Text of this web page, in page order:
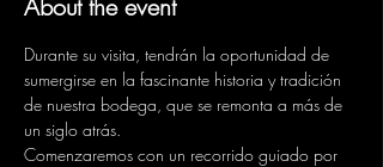
About the event
Durante su visita, tendrán la oportunidad de
sumergirse en la fascinante historia y tradición
de nuestra bodega, que se remonta a más de
un siglo atrás.
Comenzaremos con un recorrido guiado por